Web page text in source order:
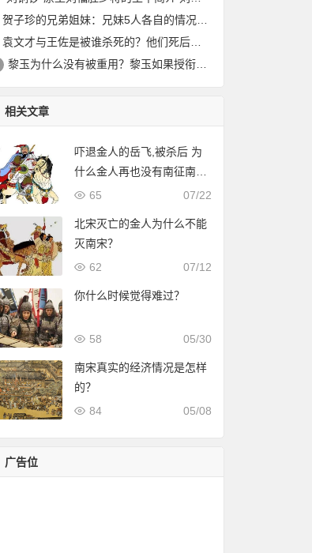
贺子珍的兄弟姐妹：兄妹5人各自的情况介绍
袁文才与王佐是被谁杀死的？他们死后其后代情况如何？
黎玉为什么没有被重用？黎玉如果授衔会是什么军衔？
相关文章
吓退金人的岳飞,被杀后 为
什么金人再也没有南征南
宋？
07/22
65
北宋灭亡的金人为什么不能
灭南宋？
07/12
62
你什么时候觉得难过？
05/30
58
南宋真实的经济情况是怎样
的？
05/08
84
广告位